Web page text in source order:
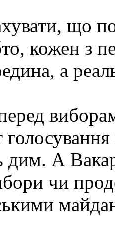
що
кожен з
а
дим. А
чи